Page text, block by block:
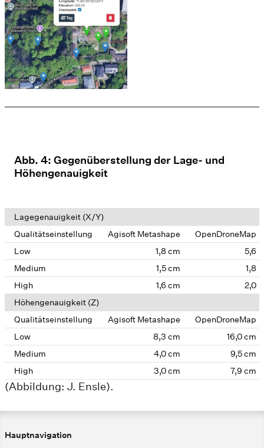
Abb. 4: Gegenüberstellung der Lage- und
Höhengenauigkeit
Lagegenauigkeit (X/Y)
Qualitätseinstellung
Agisoft Metashape
OpenDroneMap
Low
1,8 cm
5,6
Medium
1,5 cm
1,8
High
1,6 cm
2,0
Höhengenauigkeit (Z)
Qualitätseinstellung
Agisoft Metashape
OpenDroneMap
Low
8,3 cm
16,0 cm
Medium
4,0 cm
9,5 cm
High
3,0 cm 7,9 cm
(Abbildung: J. Ensle).
Hauptnavigation